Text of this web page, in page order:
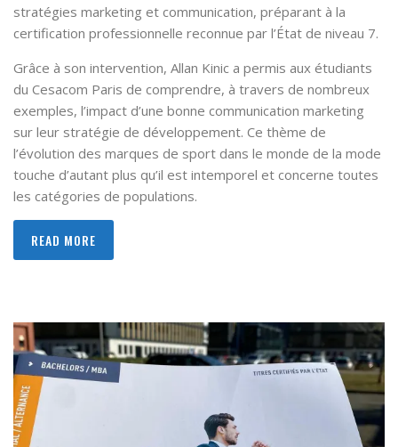
stratégies marketing et communication, préparant à la
certification professionnelle reconnue par l’État de niveau 7.
Grâce à son intervention, Allan Kinic a permis aux étudiants
du Cesacom Paris de comprendre, à travers de nombreux
exemples, l’impact d’une bonne communication marketing
sur leur stratégie de développement. Ce thème de
l’évolution des marques de sport dans le monde de la mode
touche d’autant plus qu’il est intemporel et concerne toutes
les catégories de populations.
READ MORE